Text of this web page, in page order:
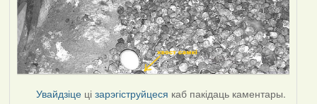
Увайдзіце цізарэгіструйцеся каб пакідаць каментары.